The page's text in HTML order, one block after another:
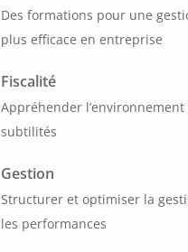
Des formations pour une
plus efficace en entreprise
Fiscalité
Appréhender
subtilités
Gestion
Structurer et optimiser la
les performances